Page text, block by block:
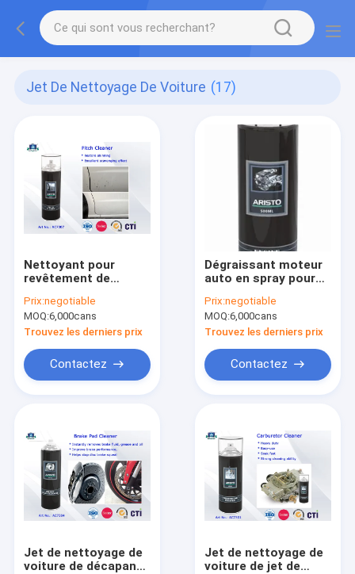
Jet De Nettoyage De Voiture (17)
Nettoyant pour
revêtement de
Prix:negotiable
MOQ:6,000cans
Trouvez les derniers prix
Contactez
Dégraissant moteur
auto en spray pour
automobile
Prix:negotiable
MOQ:6,000cans
Trouvez les derniers prix
Contactez
Jet de nettoyage de
voiture de décapant
Jet de nettoyage de
voiture de jet de